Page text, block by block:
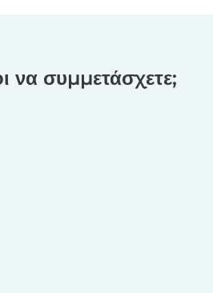
να συμμετάσχετε;